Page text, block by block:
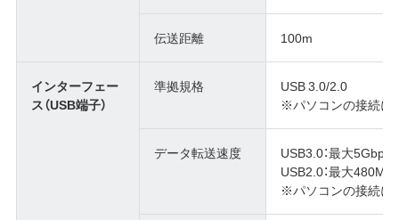
伝送距離 100m
インターフェー
ス（USB端子）
準拠規格
USB 3.0/2.0
※パソコンの接続に
データ転送速度
USB3.0：最大5Gbps
USB2.0：最大
※パソコンの接続に